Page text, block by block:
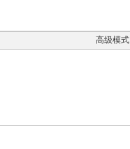
高级模式